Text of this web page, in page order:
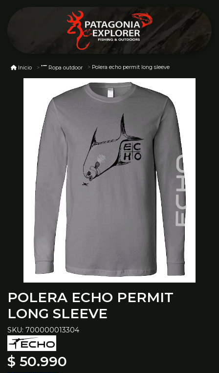
Inicio Ropa outdoor Polera echo permit long sleeve
POLERA ECHO PERMIT
LONG SLEEVE
SKU: 700000013304
$ 50.990